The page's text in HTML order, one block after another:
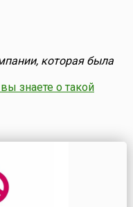
которая была
знаете о такой